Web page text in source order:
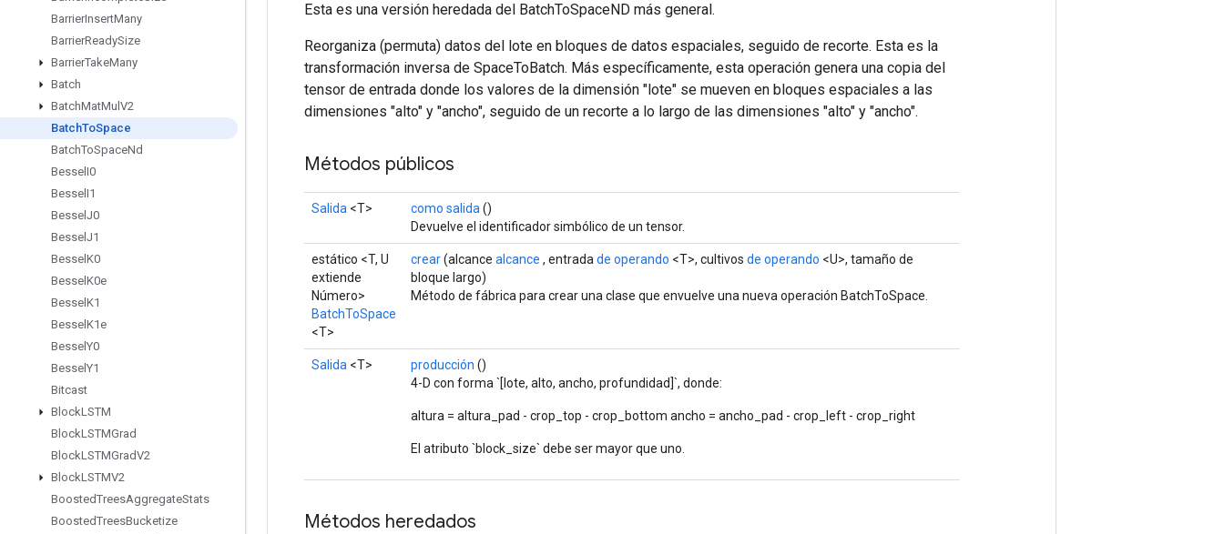
BarrierInsertMany
BarrierReadySize
BarrierTakeMany
Batch
BatchMatMul V2
BatchToSpace
BatchToSpaceNd
Bessel I0
Bessel I1
Bessel J0
Bessel J1
Bessel K0
Bessel K0e
Bessel K1
Bessel K1e
Bessel Y0
Bessel Y1
Bitcast
BlockLSTM
BlockLSTMGrad
BlockLSTMGradV2
BlockLSTMV2
BoostedTreesAggregateStats
BoostedTreesBucketize
Esta es una versión heredada del BatchToSpaceND más general.
Reorganiza (permuta) datos del lote en bloques de datos espaciales, seguido de recorte. Esta es la
transformación inversa de SpaceToBatch. Más específicamente, esta operación genera una copia del
tensor de entrada donde los valores de la dimensión "lote" se mueven en bloques espaciales a las
dimensiones "alto" y "ancho", seguido de un recorte a lo largo de las dimensiones "alto" y "ancho".
Métodos públicos
Salida <T> como salida ()
Devuelve el identificador simbólico de un tensor.
estático <T, U
extiende
Número>
BatchToSpace
<T>
crear(alcance alcance , entrada de operando <T>, cultivos de operando <U>, tamaño de
bloque largo)
Método de fábrica para crear una clase que envuelve una nueva operación BatchToSpace.
Salida <T> producción ()
4-D con forma `[lote, alto, ancho, profundidad]`, donde:
altura = altura_pad - crop_top - crop_bottom ancho = ancho_pad - crop_left - crop_right
El atributo `block_size` debe ser mayor que uno.
Métodos heredados